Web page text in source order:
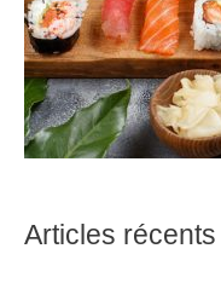
Articles récents